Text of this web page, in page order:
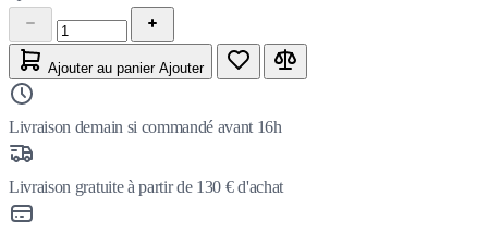
Ajouter au panier Ajouter
Livraison demain si commandé avant 16h
Livraison gratuite à partir de 130 € d'achat